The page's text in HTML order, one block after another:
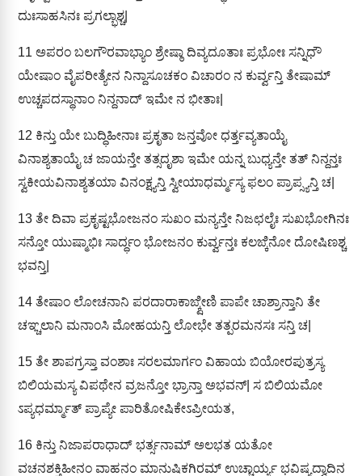
ದುಃಸಾಹಸಿನಃ ಪ್ರಗಲ್ಭಾಶ್ಚ|
11 ಅಪರಂ ಬಲಗೌರವಾಭ್ಯಾಂ ಶ್ರೇಷ್ಠಾ ದಿವ್ಯದೂತಾಃ ಪ್ರಭೋಃ ಸನ್ನಿಧೌ
ಯೇಷಾಂ ವೈಪರೀತ್ಯೇನ ನಿನ್ದಾಸೂಚಕಂ ವಿಚಾರಂ ನ ಕುರ್ವ್ವನ್ತಿ ತೇಷಾಮ್
ಉಚ್ಚಪದಸ್ಥಾನಾಂ ನಿನ್ದನಾದ್ ಇಮೇ ನ ಭೀತಾಃ|
12 ಕಿನ್ತು ಯೇ ಬುದ್ಧಿಹೀನಾಃ ಪ್ರಕೃತಾ ಜನ್ತವೋ ಧರ್ತ್ತವ್ಯತಾಯೈ
ವಿನಾಶ್ಯತಾಯೈ ಚ ಜಾಯನ್ತೇ ತತ್ಸದೃಶಾ ಇಮೇ ಯನ್ನ ಬುಧ್ಯನ್ತೇ ತತ್ ನಿನ್ದನ್ತಃ
ಸ್ವಕೀಯವಿನಾಶ್ಯತಯಾ ವಿನಂಕ್ಷ್ಯನ್ತಿ ಸ್ವೀಯಾಧರ್ಮ್ಮಸ್ಯ ಫಲಂ ಪ್ರಾಪ್ಸ್ಯನ್ತಿ ಚ|
13 ತೇ ದಿವಾ ಪ್ರಕೃಷ್ಟಭೋಜನಂ ಸುಖಂ ಮನ್ಯನ್ತೇ ನಿಜಛಲೈಃ ಸುಖಭೋಗಿನಃ
ಸನ್ತೋ ಯುಷ್ಮಾಭಿಃ ಸಾರ್ದ್ಧಂ ಭೋಜನಂ ಕುರ್ವ್ವನ್ತಃ ಕಲಙ್ಕಿನೋ ದೋಷಿಣಶ್ಚ
ಭವನ್ತಿ|
14 ತೇಷಾಂ ಲೋಚನಾನಿ ಪರದಾರಾಕಾಙ್ಕ್ಷೀಣಿ ಪಾಪೇ ಚಾಶ್ರಾನ್ತಾನಿ ತೇ
ಚಞ್ಚಲಾನಿ ಮನಾಂಸಿ ಮೋಹಯನ್ತಿ ಲೋಭೇ ತತ್ಪರಮನಸಃ ಸನ್ತಿ ಚ|
15 ತೇ ಶಾಪಗ್ರಸ್ತಾ ವಂಶಾಃ ಸರಲಮಾರ್ಗಂ ವಿಹಾಯ ಬಿಯೋರಪುತ್ರಸ್ಯ
ಬಿಲಿಯಮಸ್ಯ ವಿಪಥೇನ ವ್ರಜನ್ತೋ ಭ್ರಾನ್ತಾ ಅಭವನ್| ಸ ಬಿಲಿಯಮೋ
ಽಪ್ಯಧರ್ಮ್ಮಾತ್ ಪ್ರಾಪ್ಯೇ ಪಾರಿತೋಷಿಕೇಽಪ್ರೀಯತ,
16 ಕಿನ್ತು ನಿಜಾಪರಾಧಾದ್ ಭರ್ತ್ಸನಾಮ್ ಅಲಭತ ಯತೋ
ವಚನಶಕ್ತಿಹೀನಂ ವಾಹನಂ ಮಾನುಷಿಕಗಿರಮ್ ಉಚ್ಚಾರ್ಯ್ಯ ಭವಿಷ್ಯದ್ವಾದಿನ